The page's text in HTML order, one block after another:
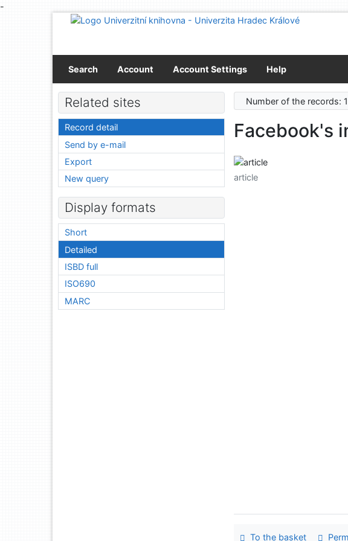
-
Go to content
Search Account Account Settings Help
Number of the records: 1
Facebook's
article
To the basket
Related sites
Record detail
Send by e-mail
Export
New query
Display formats
Short
Detailed
ISBD full
ISO690
MARC